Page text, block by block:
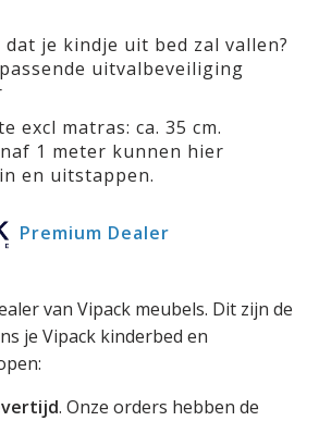
dat je kindje uit bed zal vallen?
uitvalbeveiliging
excl matras: ca. 35 cm.
1 meter kunnen hier
en uitstappen.
Premium Dealer
van Vipack meubels. Dit zijn de
je Vipack kinderbed en
. Onze orders hebben de